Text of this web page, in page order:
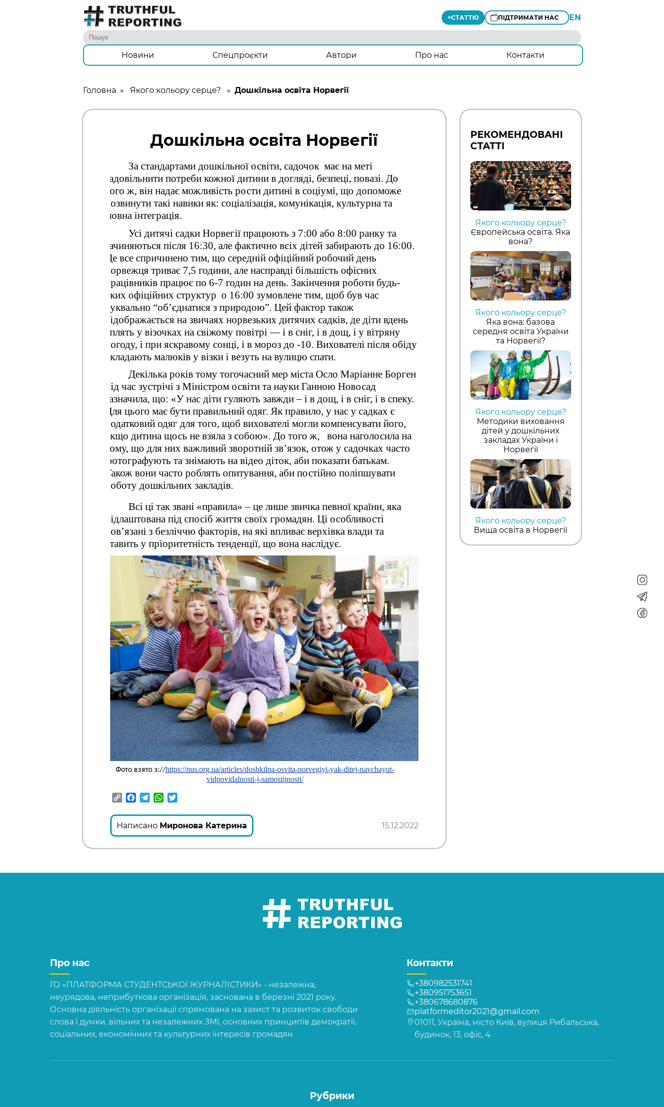
+СТАТТЮ ПІДТРИМАТИ НАС EN
Новини Спецпроєкти Автори Про нас Контакти
Головна » Якого кольору серце? » Дошкільна освіта Норвегії
Дошкільна освіта Норвегії
За стандартами дошкільної освіти, садочок має на меті
задовільнити потреби кожної дитини в догляді, безпеці, повазі. До
того ж, він надає можливість рости дитині в соціумі, що допоможе
розвинути такі навики як: соціалізація, комунікація, культурна та
мовна інтеграція.
Усі дитячі садки Норвегії працюють з 7:00 або 8:00 ранку та
зачиняються після 16:30, але фактично всіх дітей забирають до 16:00.
Це все спричинено тим, що середній офіційний робочий день
норвежця триває 7,5 години, але насправді більшість офісних
працівників працює по 6-7 годин на день. Закінчення роботи будь-
яких офіційних структур о 16:00 зумовлене тим, щоб був час
буквально “об’єднатися з природою”. Цей фактор також
відображається на звичаях норвезьких дитячих садків, де діти вдень
сплять у візочках на свіжому повітрі — і в сніг, і в дощ, і у вітряну
погоду, і при яскравому сонці, і в мороз до -10. Вихователі після обіду
вкладають малюків у візки і везуть на вулицю спати.
Декілька років тому тогочасний мер міста Осло Маріанне Борген
під час зустрічі з Міністром освіти та науки Ганною Новосад
зазначила, що: «У нас діти гуляють завжди – і в дощ, і в сніг, і в спеку.
Для цього має бути правильний одяг. Як правило, у нас у садках є
додатковий одяг для того, щоб вихователі могли компенсувати його,
якщо дитина щось не взяла з собою». До того ж, вона наголосила на
тому, що для них важливий зворотній зв’язок, отож у садочках часто
фотографують та знімають на відео діток, аби показати батькам.
Також вони часто роблять опитування, аби постійно поліпшувати
роботу дошкільних закладів.
Всі ці так звані «правила» – це лише звичка певної країни, яка
підлаштована під спосіб життя своїх громадян. Ці особливості
пов’язані з безліччю факторів, на які впливає верхівка влади та
ставить у пріоритетність тенденції, що вона наслідує.
Фото взято з://https://nus.org.ua/articles/doshkilna-osvita-norvegiyi-yak-ditej-navchayut-
vidpovidalnosti-j-samostijnosti/
CopyFacebook
TelegramWhatsApp
Написано Миронова Катерина 15.12.2022
РЕКОМЕНДОВАНІ
СТАТТІ
Якого кольору серце?
Європейська освіта. Яка
вона?
Якого кольору серце?
Яка вона: базова
середня освіта України
та Норвегії?
Якого кольору серце?
Методики виховання
дітей у дошкільних
закладах України і
Норвегії
Якого кольору серце?
Вища освіта в Норвегії
Про нас
ГО «ПЛАТФОРМА СТУДЕНТСЬКОЇ ЖУРНАЛІСТИКИ» - незалежна,
неурядова, неприбуткова організація, заснована в березні 2021 року.
Основна діяльність організації спрямована на захист та розвиток свободи
слова і думки, вільних та незалежних ЗМІ, основних принципів демократії,
соціальних, економічних та культурних інтересів громадян
Контакти
+380982531741
+380951753651
+380678680876
platformeditor2021@gmail.com
01011, Україна, місто Київ, вулиця Рибальська,
будинок, 13, офіс, 4
Рубрики